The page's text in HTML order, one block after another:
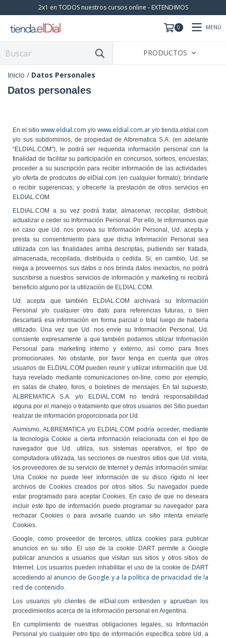
2x1 en TODOS nuestros cursos online - EXTENDIMOS
0 MENÚ
PRODUCTOS
Inicio / Datos Personales
Datos personales
En el sitio www.eldial.com y/o www.eldial.com.ar y/o tienda.eldial.com
y/o sus subdominios, de propiedad de Albrematica S.A. (en adelante
“ELDIAL.COM”), le podrá ser requerida información personal con la
finalidad de facilitar su participación en concursos, sorteos, encuestas;
proceder a su suscripción para recibir información de las actividades
y/o oferta de prodcutos de elDial.com (en cualquier formato); brindarle
o recibir sugerencias; y ofrecerle la prestación de otros servicios en
ELDIAL.COM.
ELDIAL.COM a su vez podrá tratar, almacenar, recopilar, distribuir,
actualizar o ceder su Información Personal. Por ello, le informamos que
en caso que Ud. nos provea su Información Personal, Ud. acepta y
presta su consentimiento para que dicha Información Personal sea
utilizada con las finalidades arriba descriptas, pudiendo ser tratada,
almacenada, recopilada, distribuida o cedida. Si, en cambio, Ud. se
niega a proveernos sus datos o nos brinda datos inexactos, no podrá
suscribirse a nuestros servicios de información y marketing ni recibirá
beneficio alguno por la utilización de ELDIAL.COM.
Ud. acepta que también ELDIAL.COM archivará su Información
Personal y/o cualquier otro dato para referencias futuras, o bien
descartará esa información en forma parcial o total luego de haberla
utilizado. Una vez que Ud. nos envíe su Información Personal, Ud.
consiente expresamente a que también podamos utilizar Información
Personal para marketing interno y externo, así como para fines
promocionales. No obstante, por favor tenga en cuenta que otros
usuarios de ELDIAL.COM pueden reunir y utilizar información que Ud.
haya revelado mediante comunicaciones on-line, como por ejemplo,
en salas de chateo, foros, o boletines de mensajes. En tal supuesto,
ALBREMATICA S.A. y/o ELDIAL.COM no tendrá responsabilidad
alguna por el manejo o tratamiento que otros usuarios del Sitio puedan
realizar de información proporcionada por Ud.
Asimismo, ALBREMATICA y/o ELDIAL.COM podría acceder, mediante
la tecnología Cookie a cierta información relacionada con el tipo de
navegador que Ud. utiliza, sus sistemas operativos, el tipo de
computadora utilizada, las secciones de nuestros sitios que Ud. visita,
los proveedores de su servicio de Internet y demás información similar.
Una Cookie no puede leer información de su disco rígido ni leer
archivos de Cookies creados por otros sitios. Su navegador puede
estar programado para aceptar Cookies. En caso de que no deseara
incluir este tipo de información puede programar su navegador para
rechazar Cookies o para avisarle cuando un sitio intenta enviarle
Cookies.
Google, como proveedor de terceros, utiliza cookies para publicar
anuncios en su sitio. El uso de la cookie DART permite a Google
publicar anuncios a usuarios que visitan sus sitios y otros sitios de
Internet. Los usuarios pueden inhabilitar el uso de la cookie de DART
accediendo al anuncio de Google y a la política de privacidad de la
red de contenido.
Los usuarios y/o clientes de elDial.com entienden y aprueban los
procedimientos acerca de la información personal en Argentina.
En cumplimiento de nuestras obligaciones legales, su Información
Personal y/o cualquier otro tipo de información específica sobre Ud. a